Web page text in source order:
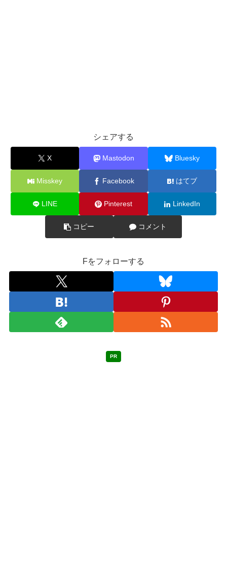
シェアする
X Mastodon Bluesky
Misskey Facebook はてブ
LINE Pinterest LinkedIn
コピー コメント
Fをフォローする
PR